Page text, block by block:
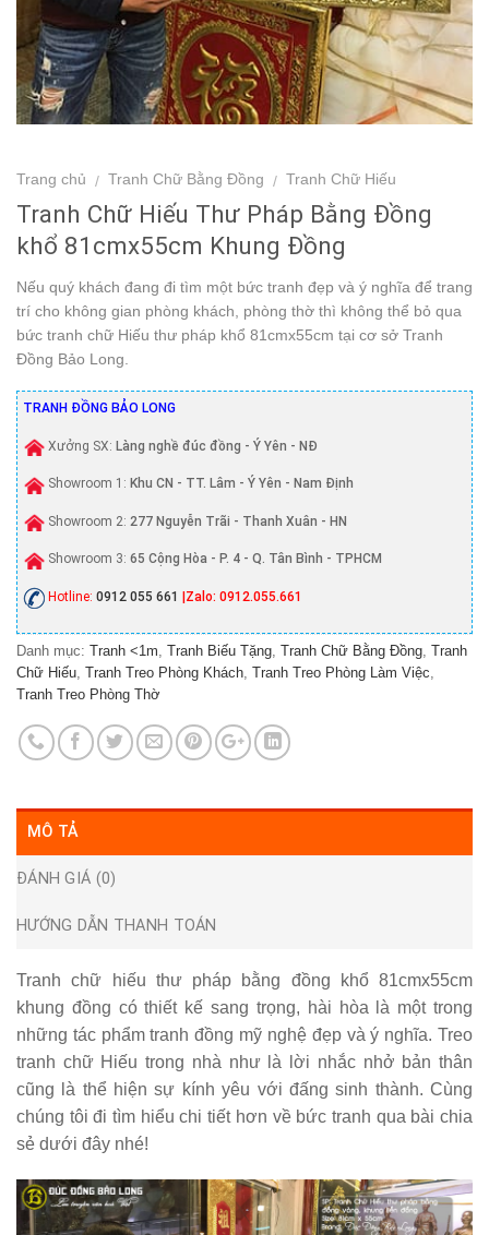
Trang chủ / Tranh Chữ Bằng Đồng / Tranh Chữ Hiếu
Tranh Chữ Hiếu Thư Pháp Bằng Đồng
khổ 81cmx55cm Khung Đồng
Nếu quý khách đang đi tìm một bức tranh đẹp và ý nghĩa để trang
trí cho không gian phòng khách, phòng thờ thì không thể bỏ qua
bức tranh chữ Hiếu thư pháp khổ 81cmx55cm tại cơ sở Tranh
Đồng Bảo Long.
TRANH ĐỒNG BẢO LONG
Xưởng SX: Làng nghề đúc đồng - Ý Yên - NĐ
Showroom 1: Khu CN - TT. Lâm - Ý Yên - Nam Định
Showroom 2: 277 Nguyễn Trãi - Thanh Xuân - HN
Showroom 3: 65 Cộng Hòa - P. 4 - Q. Tân Bình - TPHCM
Hotline: 0912 055 661 |Zalo: 0912.055.661
Danh mục: Tranh <1m Tranh Biếu Tặng Tranh Chữ Bằng Đồng Tranh
Chữ Hiếu Tranh Treo Phòng Khách Tranh Treo Phòng Làm Việc
Tranh Treo Phòng Thờ
MÔ TẢ
ĐÁNH GIÁ (0)
HƯỚNG DẪN THANH TOÁN
Tranh chữ hiếu thư pháp bằng đồng khổ 81cmx55cm
khung đồng có thiết kế sang trọng, hài hòa là một trong
những tác phẩm tranh đồng mỹ nghệ đẹp và ý nghĩa. Treo
tranh chữ Hiếu trong nhà như là lời nhắc nhở bản thân
cũng là thể hiện sự kính yêu với đấng sinh thành. Cùng
chúng tôi đi tìm hiểu chi tiết hơn về bức tranh qua bài chia
sẻ dưới đây nhé!